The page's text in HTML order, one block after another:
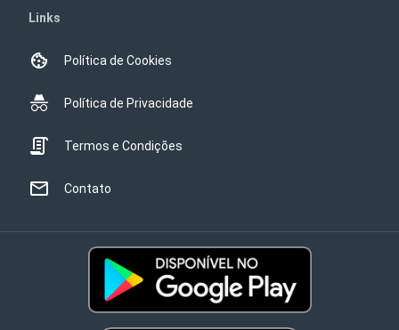
Links
Política de Cookies
Política de Privacidade
Termos e Condições
Contato